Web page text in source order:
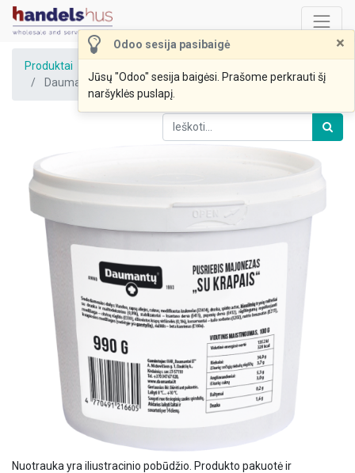
Odoo sesija pasibaigė ×
Jūsų "Odoo" sesija baigėsi. Prašome perkrauti šį
naršyklės puslapį.
Produktai
Daumantų pusriebis majonezas „Su krapais“ 990g DAU
Nuotrauka yra iliustracinio pobūdžio. Produkto pakuotė ir